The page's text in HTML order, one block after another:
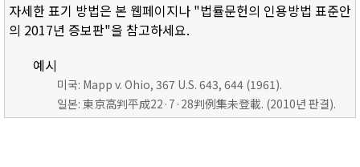
자세한 표기 방법은 본 웹페이지나 "법률문헌의 인용방법 표준안
의 2017년 증보판"을 참고하세요.
예시
미국: Mapp v. Ohio, 367 U.S. 643, 644 (1961).
일본: 東京高判平成22·7·28判例集未登載. (2010년 판결).